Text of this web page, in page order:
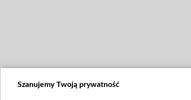
Szanujemy Twoją prywatność